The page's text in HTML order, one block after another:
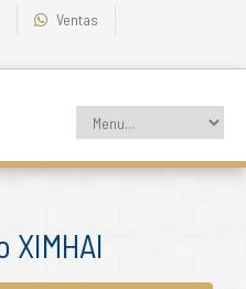
Ventas
XIMHAI